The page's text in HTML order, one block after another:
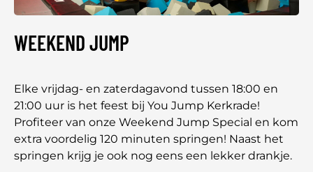
WEEKEND JUMP
Elke vrijdag- en zaterdagavond tussen 18:00 en
21:00 uur is het feest bij You Jump Kerkrade!
Profiteer van onze Weekend Jump Special en kom
extra voordelig 120 minuten springen! Naast het
springen krijg je ook nog eens een lekker drankje.